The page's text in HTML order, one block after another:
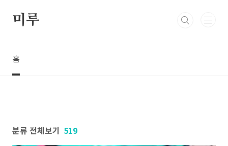
미루
홈
분류 전체보기 519